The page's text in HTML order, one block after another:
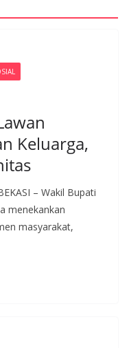
Keluarga,
– Wakil Bupati
menekankan
masyarakat,